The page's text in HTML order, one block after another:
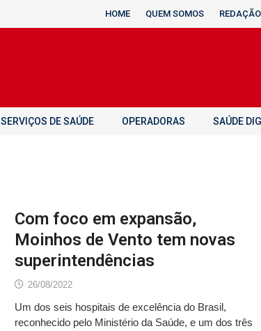
HOME QUEM SOMOS REDAÇÃO
SERVIÇOS DE SAÚDE OPERADORAS SAÚDE
Com foco em expansão,
Moinhos de Vento tem novas
superintendências
26/08/2022
Um dos seis hospitais de excelência do Brasil,
reconhecido pelo Ministério da Saúde, e um dos três